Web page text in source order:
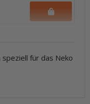
für das Neko